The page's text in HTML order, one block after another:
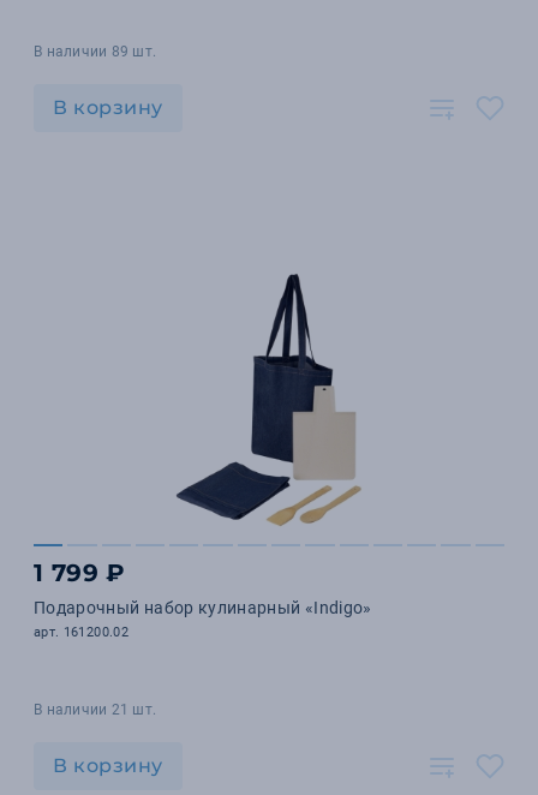
В наличии 89 шт.
В корзину
1 799 ₽
Подарочный набор кулинарный «Indigo»
арт. 161200.02
В наличии 21 шт.
В корзину